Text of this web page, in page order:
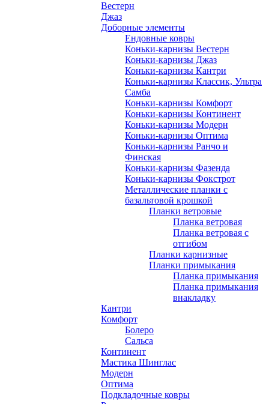
Вестерн
Джаз
Доборные элементы
Ендовные ковры
Коньки-карнизы Вестерн
Коньки-карнизы Джаз
Коньки-карнизы Кантри
Коньки-карнизы Классик, Ультра
Самба
Коньки-карнизы Комфорт
Коньки-карнизы Континент
Коньки-карнизы Модерн
Коньки-карнизы Оптима
Коньки-карнизы Ранчо и
Финская
Коньки-карнизы Фазенда
Коньки-карнизы Фокстрот
Металлические планки с
базальтовой крошкой
Планки ветровые
Планка ветровая
Планка ветровая с
отгибом
Планки карнизные
Планки примыкания
Планка примыкания
Планка примыкания
внакладку
Кантри
Комфорт
Болеро
Сальса
Континент
Мастика Шинглас
Модерн
Оптима
Подкладочные ковры